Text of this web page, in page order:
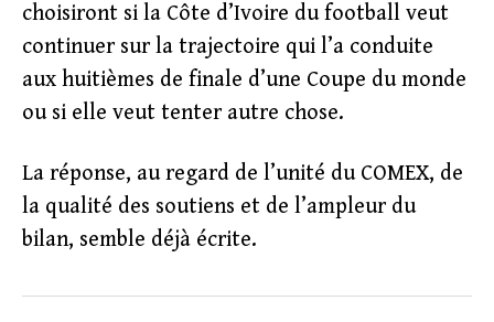
choisiront si la Côte d’Ivoire du football veut
continuer sur la trajectoire qui l’a conduite
aux huitièmes de finale d’une Coupe du monde
ou si elle veut tenter autre chose.
La réponse, au regard de l’unité du COMEX, de
la qualité des soutiens et de l’ampleur du
bilan, semble déjà écrite.